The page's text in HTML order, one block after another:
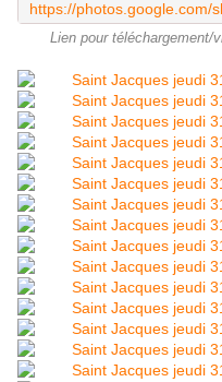
Lien pour téléchargement/